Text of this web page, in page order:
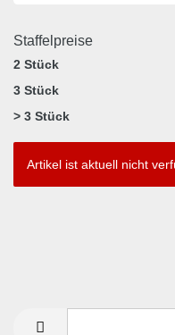
Staffelpreise
2 Stück
3 Stück
> 3 Stück
Artikel ist aktuell nicht